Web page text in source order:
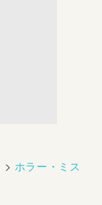
> ホラー・ミス